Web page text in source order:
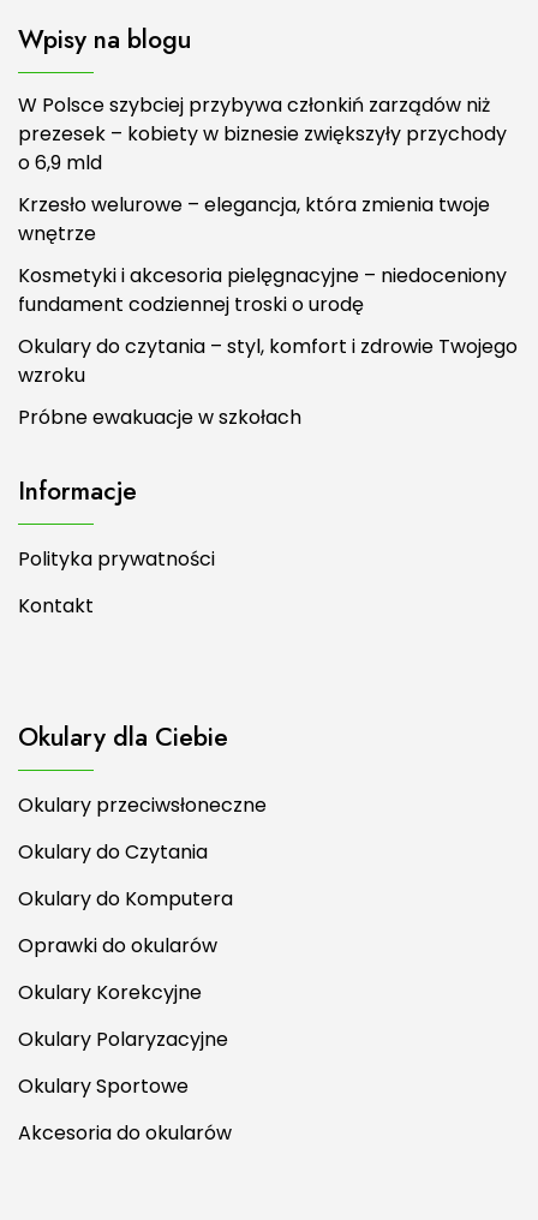
Wpisy na blogu
W Polsce szybciej przybywa członkiń zarządów niż
prezesek – kobiety w biznesie zwiększyły przychody
o 6,9 mld
Krzesło welurowe – elegancja, która zmienia twoje
wnętrze
Kosmetyki i akcesoria pielęgnacyjne – niedoceniony
fundament codziennej troski o urodę
Okulary do czytania – styl, komfort i zdrowie Twojego
wzroku
Próbne ewakuacje w szkołach
Informacje
Polityka prywatności
Kontakt
Okulary dla Ciebie
Okulary przeciwsłoneczne
Okulary do Czytania
Okulary do Komputera
Oprawki do okularów
Okulary Korekcyjne
Okulary Polaryzacyjne
Okulary Sportowe
Akcesoria do okularów